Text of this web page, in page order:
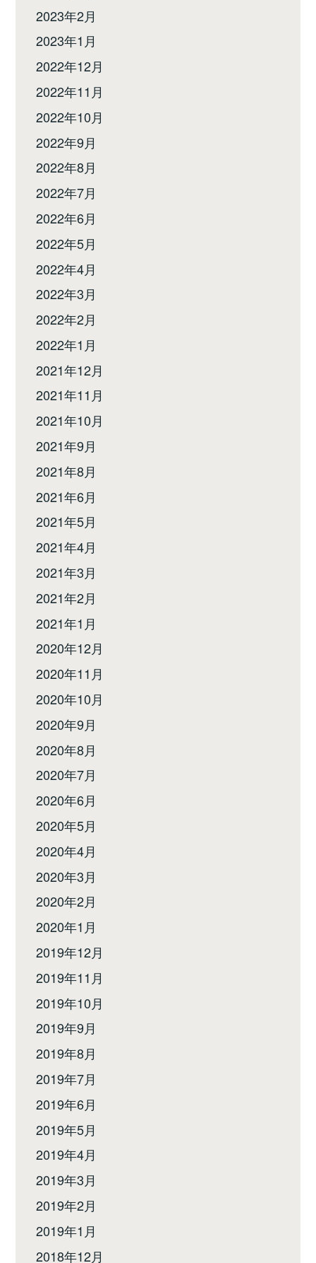
2023年2月
2023年1月
2022年12月
2022年11月
2022年10月
2022年9月
2022年8月
2022年7月
2022年6月
2022年5月
2022年4月
2022年3月
2022年2月
2022年1月
2021年12月
2021年11月
2021年10月
2021年9月
2021年8月
2021年6月
2021年5月
2021年4月
2021年3月
2021年2月
2021年1月
2020年12月
2020年11月
2020年10月
2020年9月
2020年8月
2020年7月
2020年6月
2020年5月
2020年4月
2020年3月
2020年2月
2020年1月
2019年12月
2019年11月
2019年10月
2019年9月
2019年8月
2019年7月
2019年6月
2019年5月
2019年4月
2019年3月
2019年2月
2019年1月
2018年12月